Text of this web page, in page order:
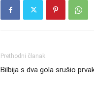
Prethodni članak
Bilbija s dva gola srušio